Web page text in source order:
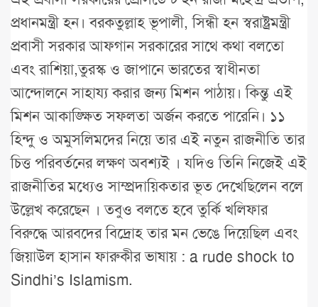
প্রধানমন্ত্রী হন। বরকতুল্লাহ ভূপালী, সিন্ধী হন স্বরাষ্ট্রমন্ত্রী
প্রবাসী সরকার আফগান সরকারের সাথে কথা বলতো
এবং রাশিয়া,তুরস্ক ও জাপানে ভারতের স্বাধীনতা
আন্দোলনে সাহায্য করার জন্য মিশন পাঠায়। কিন্তু এই
মিশন আকাঙ্ক্ষিত সফলতা অর্জন করতে পারেনি। ১১
হিন্দু ও অমুসলিমদের নিয়ে তার এই নতুন রাজনীতি তার
চিত্ত পরিবর্তনের লক্ষণ অবশ্যই । যদিও তিনি নিজেই এই
রাজনীতির মধ্যেও সাম্প্রদায়িকতার ভূত দেখেছিলেন বলে
উল্লেখ করেছেন । তবুও বলতে হবে তুর্কি খলিফার
বিরুদ্ধে আরবদের বিদ্রোহ তার মন ভেঙে দিয়েছিল এবং
জিয়াউল হাসান ফারুকীর ভাষায় : a rude shock to
Sindhi’s Islamism.